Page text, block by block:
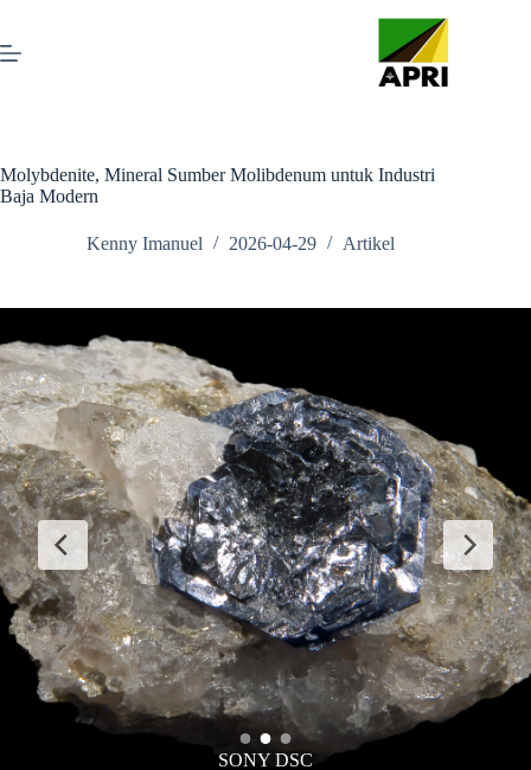
Molybdenite, Mineral Sumber Molibdenum untuk Industri
Baja Modern
Kenny Imanuel 2026-04-29 Artikel
SONY DSC